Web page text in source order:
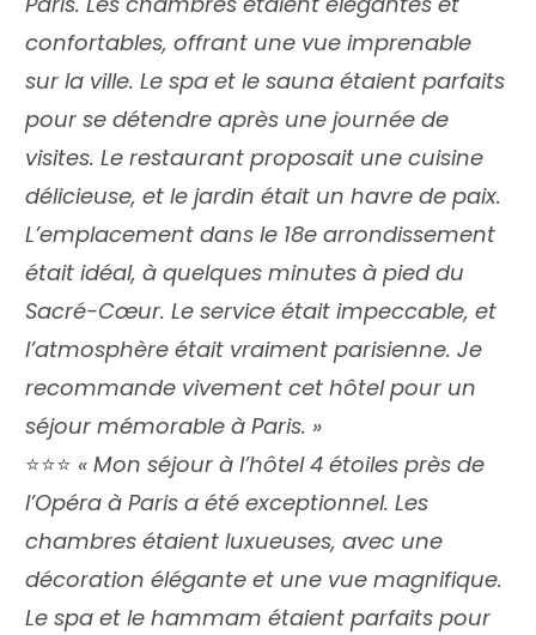
confortables, offrant une vue imprenable
sur la ville. Le spa et le sauna étaient parfaits
pour se détendre après une journée de
visites. Le restaurant proposait une cuisine
délicieuse, et le jardin était un havre de paix.
L’emplacement dans le 18e arrondissement
était idéal, à quelques minutes à pied du
Sacré-Cœur. Le service était impeccable, et
l’atmosphère était vraiment parisienne. Je
recommande vivement cet hôtel pour un
séjour mémorable à Paris. »
⭐️⭐️⭐️ « Mon séjour à l’hôtel 4 étoiles près de
l’Opéra à Paris a été exceptionnel. Les
chambres étaient luxueuses, avec une
décoration élégante et une vue magnifique.
Le spa et le hammam étaient parfaits pour